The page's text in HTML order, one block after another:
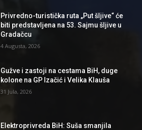
Privredno-turistička ruta „Put šljive“ će
biti predstavljena na 53. Sajmu šljive u
Gradačcu
4 Augusta, 2026
Gužve i zastoji na cestama BiH, duge
kolone na GP Izačić i Velika Klauša
31 Jula, 2026
Elektroprivreda BiH: Suša smanjila